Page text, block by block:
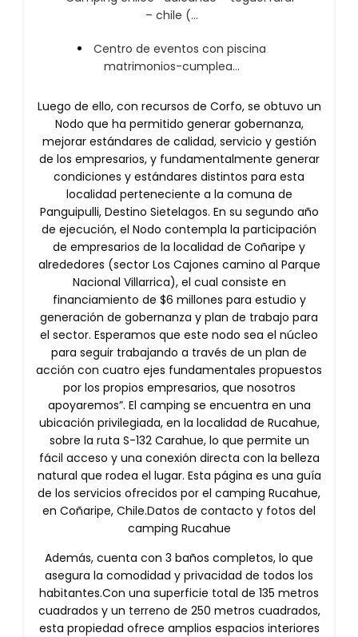
– chile (…
Centro de eventos con piscina
matrimonios-cumplea…
Luego de ello, con recursos de Corfo, se obtuvo un
Nodo que ha permitido generar gobernanza,
mejorar estándares de calidad, servicio y gestión
de los empresarios, y fundamentalmente generar
condiciones y estándares distintos para esta
localidad perteneciente a la comuna de
Panguipulli, Destino Sietelagos. En su segundo año
de ejecución, el Nodo contempla la participación
de empresarios de la localidad de Coñaripe y
alrededores (sector Los Cajones camino al Parque
Nacional Villarrica), el cual consiste en
financiamiento de $6 millones para estudio y
generación de gobernanza y plan de trabajo para
el sector. Esperamos que este nodo sea el núcleo
para seguir trabajando a través de un plan de
acción con cuatro ejes fundamentales propuestos
por los propios empresarios, que nosotros
apoyaremos”. El camping se encuentra en una
ubicación privilegiada, en la localidad de Rucahue,
sobre la ruta S-132 Carahue, lo que permite un
fácil acceso y una conexión directa con la belleza
natural que rodea el lugar. Esta página es una guía
de los servicios ofrecidos por el camping Rucahue,
en Coñaripe, Chile.Datos de contacto y fotos del
camping Rucahue
Además, cuenta con 3 baños completos, lo que
asegura la comodidad y privacidad de todos los
habitantes.Con una superficie total de 135 metros
cuadrados y un terreno de 250 metros cuadrados,
esta propiedad ofrece amplios espacios interiores